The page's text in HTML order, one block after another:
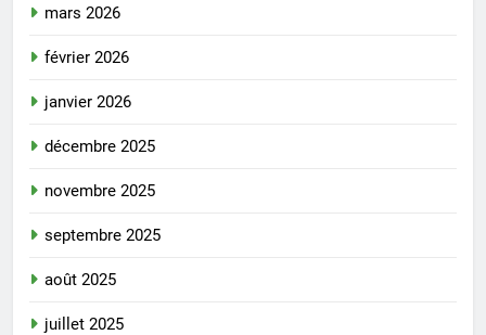
mars 2026
février 2026
janvier 2026
décembre 2025
novembre 2025
septembre 2025
août 2025
juillet 2025